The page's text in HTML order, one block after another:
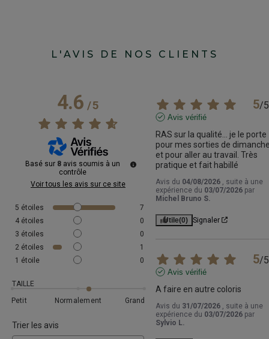
L'AVIS DE NOS CLIENTS
4.6/5
Basé sur 8 avis soumis à un
contrôle
Voir tous les avis sur ce site
5 étoiles
7
4 étoiles
0
3 étoiles
0
2 étoiles
1
1 étoile 0
TAILLE
Petit
Normalement Grand
Trier les avis
5/5
Avis vérifié
RAS sur la qualité... je le porte
pour mes sorties de
et pour aller au travail. Très
pratique et fait habillé
Avis du 04/08/2026
, suite à une
expérience du 03/07/2026 par
Michel Bruno S.
Utile(0) Signaler
5/5
Avis vérifié
A faire en autre coloris
Avis du 31/07/2026
, suite à une
expérience du 03/07/2026 par
Sylvio L.